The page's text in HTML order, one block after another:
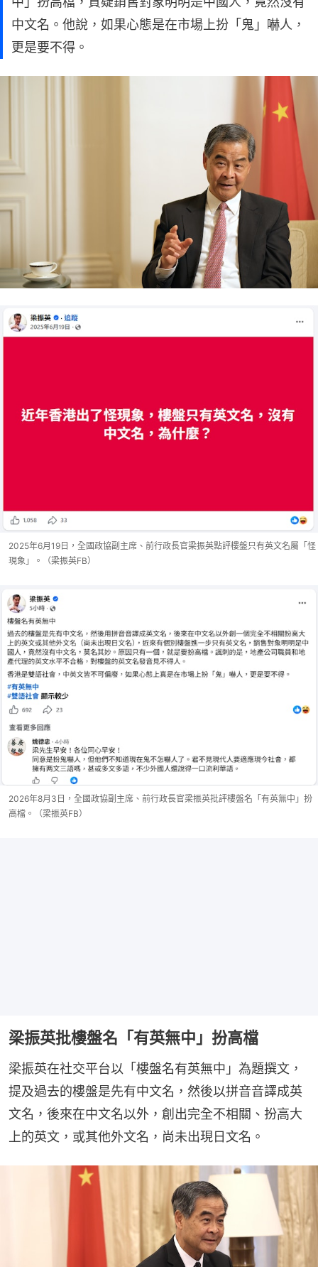
中文名。他說，如果心態是在市場上扮「鬼」嚇人，
更是要不得。
2025年6月19日，全國政協副主席、前行政長官梁振英點評樓盤只有英文名屬「怪
現象」。（梁振英FB）
2026年8月3日，全國政協副主席、前行政長官梁振英批評樓盤名「有英無中」扮
高檔。（梁振英FB）
梁振英批樓盤名「有英無中」扮高檔
梁振英在社交平台以「樓盤名有英無中」為題撰文，
提及過去的樓盤是先有中文名，然後以拼音音譯成英
文名，後來在中文名以外，創出完全不相關、扮高大
上的英文，或其他外文名，尚未出現日文名。